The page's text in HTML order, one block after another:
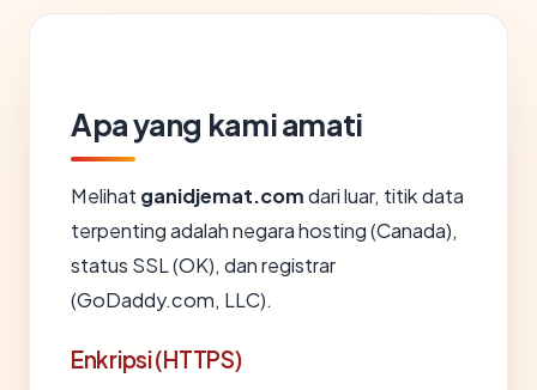
Apa yang kami amati
Melihat ganidjemat.comdari luar, titik data
terpenting adalah negara hosting (Canada),
status SSL (OK), dan registrar
(GoDaddy.com, LLC).
Enkripsi (HTTPS)